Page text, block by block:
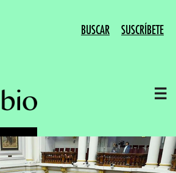
BUSCAR SUSCRÍBETE
☰